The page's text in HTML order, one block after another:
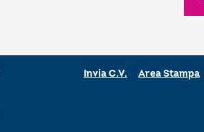
Invia C.V. Area Stampa